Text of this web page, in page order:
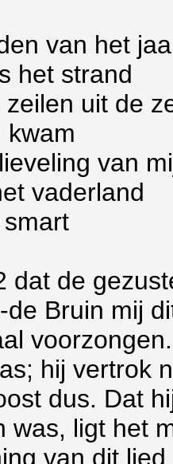
van het
het strand
uit de
kwam
van
vaderland
dat de
Bruin mij
hij vertrok
dus. Dat
was, ligt het
van dit